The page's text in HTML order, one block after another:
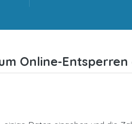
Online-Entsperren